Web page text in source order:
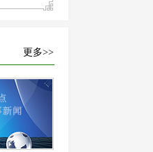
更多>>